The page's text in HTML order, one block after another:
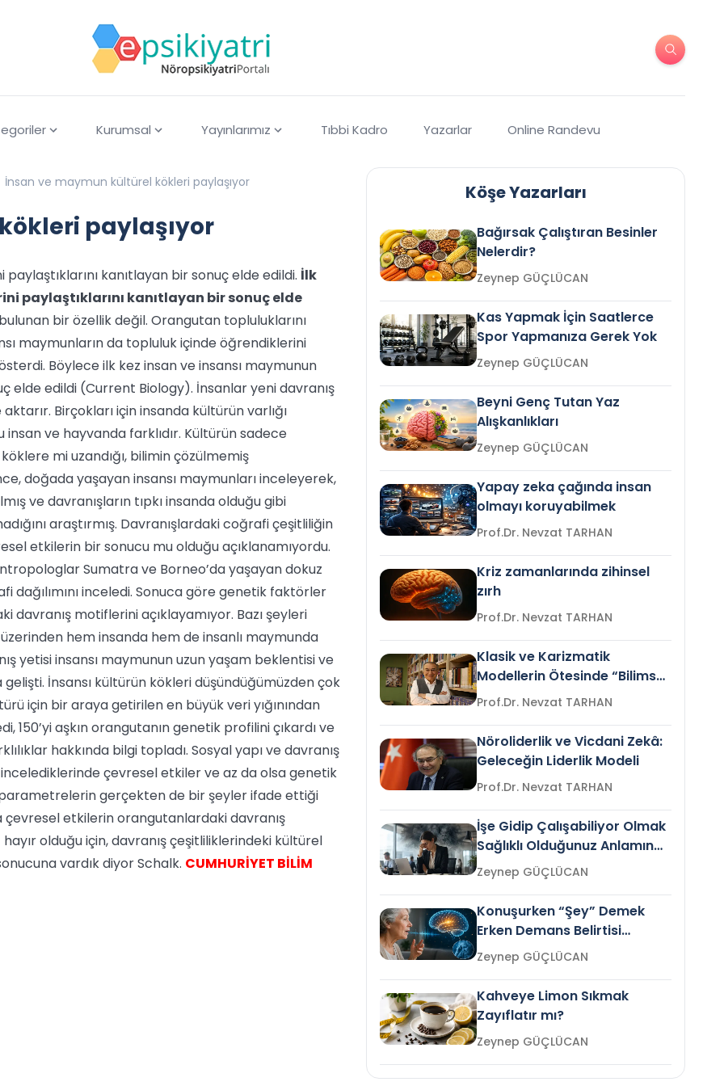
Kurumsal Yayınlarımız Tıbbi Kadro Yazarlar Online Randevu
İnsan ve maymun kültürel kökleri paylaşıyor
paylaşıyor
kanıtlayan bir sonuç elde edildi. İlk
paylaştıklarını kanıtlayan bir sonuç elde
bir özellik değil. Orangutan topluluklarını
maymunların da topluluk içinde öğrendiklerini
Böylece ilk kez insan ve insansı maymunun
elde edildi (Current Biology). İnsanlar yeni davranış
Birçokları için insanda kültürün varlığı
insan ve hayvanda farklıdır. Kültürün sadece
mi uzandığı, bilimin çözülmemiş
doğada yaşayan insansı maymunları inceleyerek,
ve davranışların tıpkı insanda olduğu gibi
araştırmış. Davranışlardaki coğrafi çeşitliliğin
etkilerin bir sonucu mu olduğu açıklanamıyordu.
Sumatra ve Borneo’da yaşayan dokuz
inceledi. Sonuca göre genetik faktörler
motiflerini açıklayamıyor. Bazı şeyleri
hem insanda hem de insanlı maymunda
yetisi insansı maymunun uzun yaşam beklentisi ve
İnsansı kültürün kökleri düşündüğümüzden çok
için bir araya getirilen en büyük veri yığınından
150’yi aşkın orangutanın genetik profilini çıkardı ve
hakkında bilgi topladı. Sosyal yapı ve davranış
çevresel etkiler ve az da olsa genetik
gerçekten de bir şeyler ifade ettiği
çevresel etkilerin orangutanlardaki davranış
olduğu için, davranış çeşitliliklerindeki kültürel
vardık diyor Schalk. CUMHURİYET BİLİM
Köşe Yazarları
Bağırsak Çalıştıran Besinler
Nelerdir?
Zeynep GÜÇLÜCAN
Kas Yapmak İçin Saatlerce
Spor Yapmanıza Gerek Yok
Zeynep GÜÇLÜCAN
Beyni Genç Tutan Yaz
Alışkanlıkları
Zeynep GÜÇLÜCAN
Yapay zeka çağında insan
olmayı koruyabilmek
Prof.Dr. Nevzat TARHAN
Kriz zamanlarında zihinsel
zırh
Prof.Dr. Nevzat TARHAN
Klasik ve Karizmatik
Modellerin Ötesinde “Bilimsel
Liderlik”
Prof.Dr. Nevzat TARHAN
Nöroliderlik ve Vicdani Zekâ:
Geleceğin Liderlik Modeli
Prof.Dr. Nevzat TARHAN
İşe Gidip Çalışabiliyor Olmak
Sağlıklı Olduğunuz Anlamına
Gelir mi?Zeynep GÜÇLÜCAN
Konuşurken “Şey” Demek
Erken Demans Belirtisi
Olabilir mi?Zeynep GÜÇLÜCAN
Kahveye Limon Sıkmak
Zayıflatır mı?
Zeynep GÜÇLÜCAN